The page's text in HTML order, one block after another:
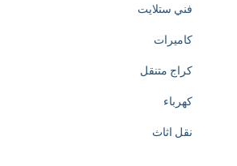
فني ستلايت
كاميرات
كراج متنقل
كهرباء
نقل اثاث